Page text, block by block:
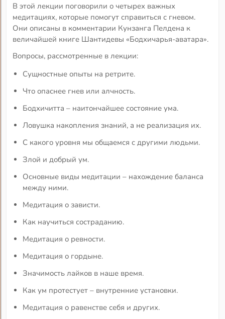
В этой лекции поговорили о четырех важных
медитациях, которые помогут справиться с гневом.
Они описаны в комментарии Кунзанга Пелдена к
величайшей книге Шантидевы «Бодхичарья-аватара».
Вопросы, рассмотренные в лекции:
Сущностные опыты на ретрите.
Что опаснее гнев или алчность.
Бодхичитта – наитончайшее состояние ума.
Ловушка накопления знаний, а не реализация их.
С какого уровня мы общаемся с другими людьми.
Злой и добрый ум.
Основные виды медитации – нахождение баланса
между ними.
Медитация о зависти.
Как научиться состраданию.
Медитация о ревности.
Медитация о гордыне.
Значимость лайков в наше время.
Как ум протестует – внутренние установки.
Медитация о равенстве себя и других.